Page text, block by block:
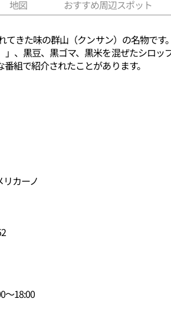
地図 おすすめ周辺スポット
きた味の群山（クンサン）の名物で
、黒豆、黒ゴマ、黒米を混ぜたシロ
組で紹介されたことがあります。
カーノ
～18:00